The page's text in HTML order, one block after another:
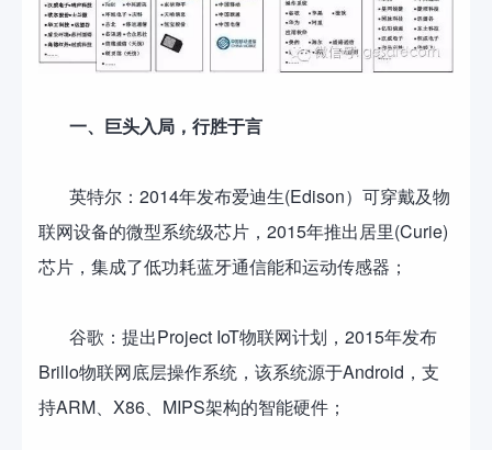
一、巨头入局，行胜于言
英特尔：2014年发布爱迪生(Edison）可穿戴及物
联网设备的微型系统级芯片，2015年推出居里(Curie)
芯片，集成了低功耗蓝牙通信能和运动传感器；
谷歌：提出Project IoT物联网计划，2015年发布
Brillo物联网底层操作系统，该系统源于Android，支
持ARM、X86、MIPS架构的智能硬件；